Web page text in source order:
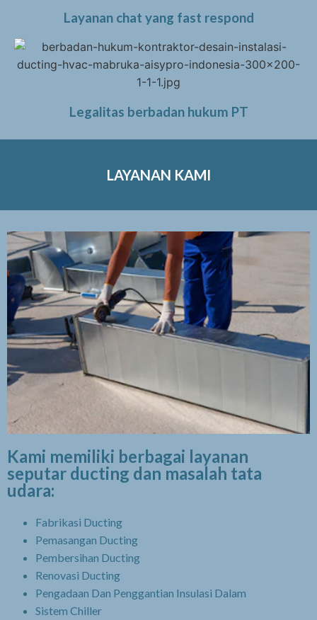
Layanan chat yang fast respond
Legalitas berbadan hukum PT
LAYANAN KAMI
Kami memiliki berbagai layanan
seputar ducting dan masalah tata
udara:
Fabrikasi Ducting
Pemasangan Ducting
Pembersihan Ducting
Renovasi Ducting
Pengadaan Dan Penggantian Insulasi Dalam
Sistem Chiller